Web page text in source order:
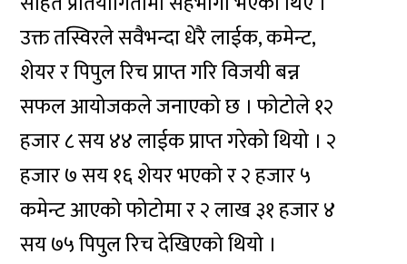
उक्त तस्विरले सवैभन्दा धेरै लाईक, कमेन्ट,
शेयर र पिपुल रिच प्राप्त गरि विजयी बन्न
सफल आयोजकले जनाएको छ । फोटोले १२
हजार ८ सय ४४ लाईक प्राप्त गरेको थियो । २
हजार ७ सय १६ शेयर भएको र २ हजार ५
कमेन्ट आएको फोटोमा र २ लाख ३१ हजार ४
सय ७५ पिपुल रिच देखिएको थियो ।